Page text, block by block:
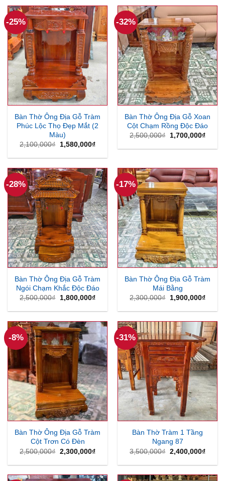
850,000₫.
-25%
Bàn Thờ Ông Địa Gỗ Tràm
Phúc Lộc Thọ Đẹp Mắt (2
Màu)
2,100,000₫
Giá
là:
1,580,000₫Giá
tại
1,580,000₫.
-32%
Bàn Thờ Ông Địa Gỗ Xoan
Cột Chạm Rồng Độc Đáo
2,500,000₫
Giá
là:
1,700,000₫Giá
tại
-28%
Bàn Thờ Ông Địa Gỗ Tràm
Ngói Chạm Khắc Độc Đáo
2,500,000₫
Giá
là:
1,800,000₫Giá
tại
1,800,000₫.
-17%
Bàn Thờ Ông Địa Gỗ Tràm
Mái Bằng
2,300,000₫
Giá
là:
1,900,000₫Giá
tại
-8%
Bàn Thờ Ông Địa Gỗ Tràm
Cột Trơn Có Đèn
2,500,000₫ Giá
là:
2,300,000₫Giá
tại
2,300,000₫.
-31%
Bàn Thờ Tràm 1 Tầng
Ngang 87
3,500,000₫ Giá
là:
2,400,000₫Giá
tại